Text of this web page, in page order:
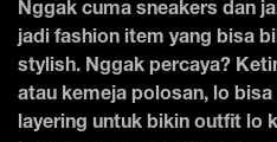
Nggak cuma sneakers dan
jadi fashion item yang bisa
stylish. Nggak percaya?
atau kemeja polosan, lo
layering untuk bikin outfit lo